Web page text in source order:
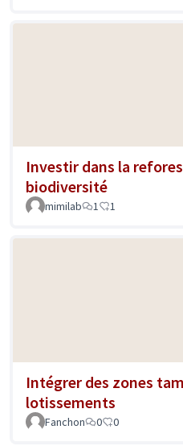
Investir dans la
biodiversité
mimilab 1 1
Intégrer des zones
lotissements
Fanchon 0 0